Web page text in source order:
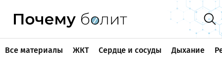
Все материалы ЖКТ Сердце и сосуды Дыхание